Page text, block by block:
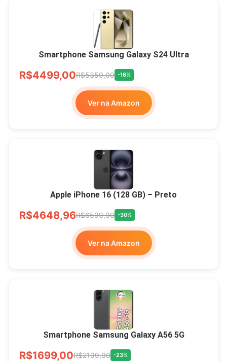
Smartphone Samsung Galaxy S24 Ultra
R$4499,00R$5359,00 -16%
Ver na Amazon
Apple iPhone 16 (128 GB) – Preto
R$4648,96R$6599,90 -30%
Ver na Amazon
Smartphone Samsung Galaxy A56 5G
R$1699,00R$2199,00 -23%